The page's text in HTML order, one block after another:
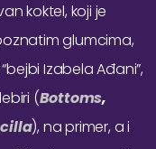
koktel, koji je
glumcima,
Izabela Ađani”,
(Bottoms,
), na primer, a i